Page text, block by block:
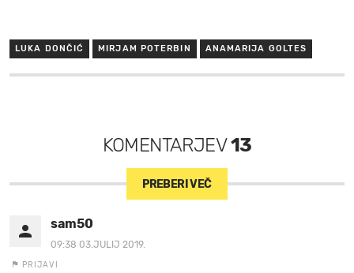
LUKA DONČIĆ MIRJAM POTERBIN ANAMARIJA GOLTES
KOMENTARJEV13
PREBERI VEČ
sam50
09:38 03.JULIJ 2019.
PRIJAVI